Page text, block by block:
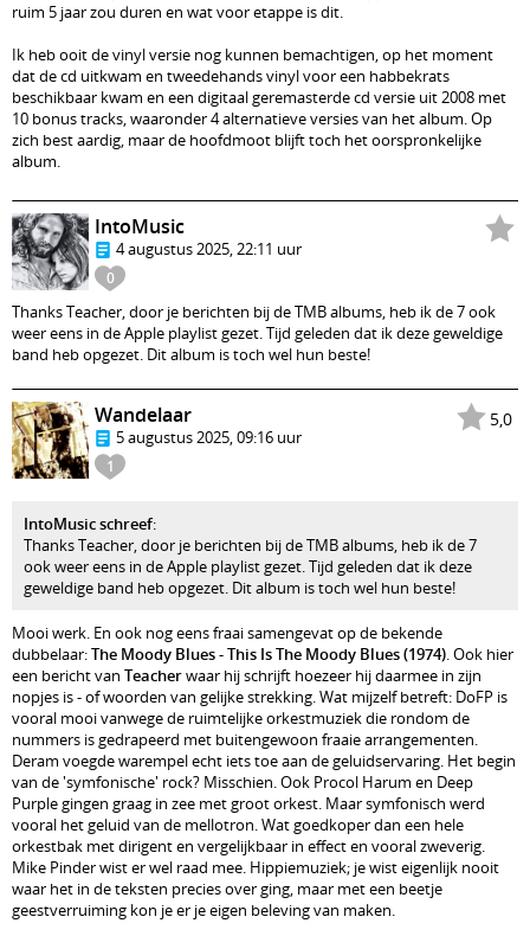
ruim 5 jaar zou duren en wat voor etappe is dit.
Ik heb ooit de vinyl versie nog kunnen bemachtigen, op het moment
dat de cd uitkwam en tweedehands vinyl voor een habbekrats
beschikbaar kwam en een digitaal geremasterde cd versie uit 2008 met
10 bonus tracks, waaronder 4 alternatieve versies van het album. Op
zich best aardig, maar de hoofdmoot blijft toch het oorspronkelijke
album.
0
IntoMusic
4 augustus 2025, 22:11 uur
Thanks Teacher, door je berichten bij de TMB albums, heb ik de 7 ook
weer eens in de Apple playlist gezet. Tijd geleden dat ik deze geweldige
band heb opgezet. Dit album is toch wel hun beste!
5,0
1
Wandelaar
5 augustus 2025, 09:16 uur
IntoMusic schreef:
Thanks Teacher, door je berichten bij de TMB albums, heb ik de 7
ook weer eens in de Apple playlist gezet. Tijd geleden dat ik deze
geweldige band heb opgezet. Dit album is toch wel hun beste!
Mooi werk. En ook nog eens fraai samengevat op de bekende
dubbelaar:The Moody Blues - This Is The Moody Blues (1974). Ook hier
een bericht van Teacherwaar hij schrijft hoezeer hij daarmee in zijn
nopjes is - of woorden van gelijke strekking. Wat mijzelf betreft: DoFP is
vooral mooi vanwege de ruimtelijke orkestmuziek die rondom de
nummers is gedrapeerd met buitengewoon fraaie arrangementen.
Deram voegde warempel echt iets toe aan de geluidservaring. Het begin
van de 'symfonische' rock? Misschien. Ook Procol Harum en Deep
Purple gingen graag in zee met groot orkest. Maar symfonisch werd
vooral het geluid van de mellotron. Wat goedkoper dan een hele
orkestbak met dirigent en vergelijkbaar in effect en vooral zweverig.
Mike Pinder wist er wel raad mee. Hippiemuziek; je wist eigenlijk nooit
waar het in de teksten precies over ging, maar met een beetje
geestverruiming kon je er je eigen beleving van maken.